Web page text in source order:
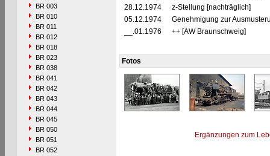
BR 003
BR 010
BR 011
BR 012
BR 018
BR 023
BR 038
BR 041
BR 042
BR 043
BR 044
BR 045
BR 050
BR 051
BR 052
28.12.1974
z-Stellung [nachträglich]
05.12.1974
Genehmigung zur
__.01.1976
++ [AW Braunschweig]
Fotos
Ergänzungen zum